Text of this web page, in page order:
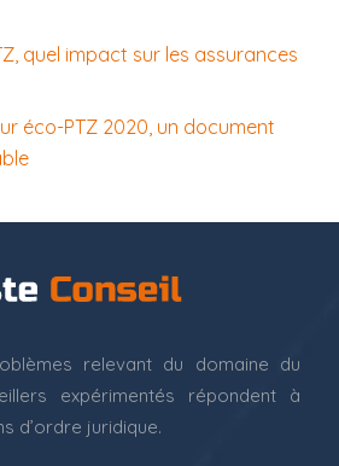
quel impact sur les assurances
éco-PTZ 2020, un document
relevant du domaine du
expérimentés répondent à
d’ordre juridique.